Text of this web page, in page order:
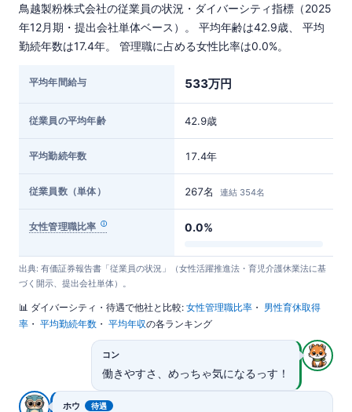
鳥越製粉株式会社の従業員の状況・ダイバーシティ指標（2025
年12月期・提出会社単体ベース）。 平均年齢は42.9歳、 平均
勤続年数は17.4年。 管理職に占める女性比率は0.0%。
平均年間給与 533万円
従業員の平均年齢 42.9歳
平均勤続年数 17.4年
従業員数（単体） 267名 連結 354名
女性管理職比率 0.0%
出典: 有価証券報告書「従業員の状況」（女性活躍推進法・育児介護休業法に基
づく開示、提出会社単体）。
📊 ダイバーシティ・待遇で他社と比較: 女性管理職比率 ・ 男性育休取得
率 ・ 平均勤続年数 ・ 平均年収の各ランキング
コン
働きやすさ、めっちゃ気になるっす！
ホウ 待遇